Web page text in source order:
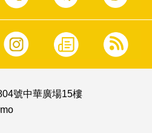
號中華廣場15樓